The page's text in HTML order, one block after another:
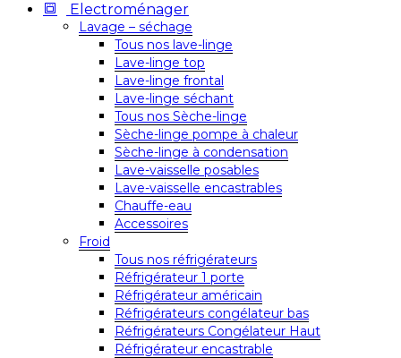
Electroménager
Lavage – séchage
Tous nos lave-linge
Lave-linge top
Lave-linge frontal
Lave-linge séchant
Tous nos Sèche-linge
Sèche-linge pompe à chaleur
Sèche-linge à condensation
Lave-vaisselle posables
Lave-vaisselle encastrables
Chauffe-eau
Accessoires
Froid
Tous nos réfrigérateurs
Réfrigérateur 1 porte
Réfrigérateur américain
Réfrigérateurs congélateur bas
Réfrigérateurs Congélateur Haut
Réfrigérateur encastrable